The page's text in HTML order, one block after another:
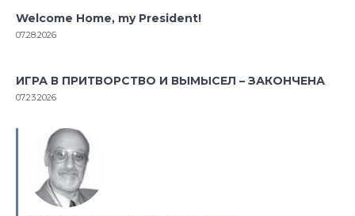
Welcome Home, my President!
07.28.2026
ИГРА В ПРИТВОРСТВО И ВЫМЫСЕЛ – ЗАКОНЧЕНА
07.23.2026